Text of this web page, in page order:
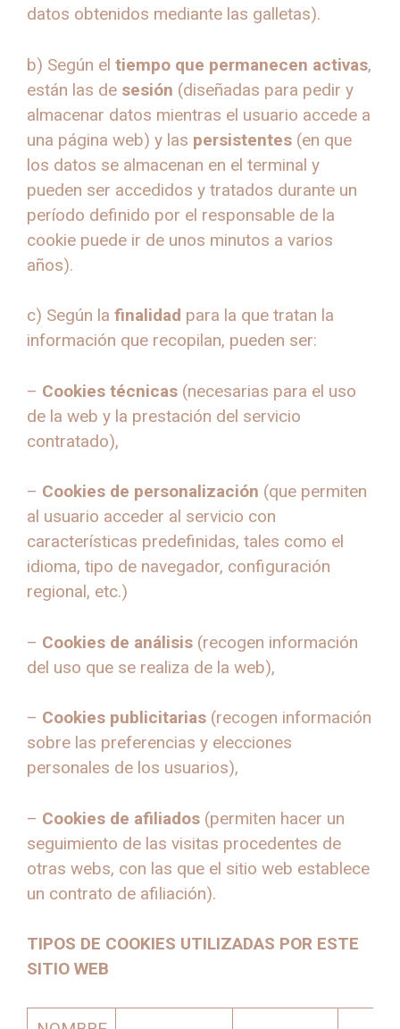
datos obtenidos mediante las galletas).
b) Según el tiempo que permanecen activas,
están las de sesión (diseñadas para pedir y
almacenar datos mientras el usuario accede a
una página web) y las persistentes (en que
los datos se almacenan en el terminal y
pueden ser accedidos y tratados durante un
período definido por el responsable de la
cookie puede ir de unos minutos a varios
años).
c) Según la finalidad para la que tratan la
información que recopilan, pueden ser:
– Cookies técnicas (necesarias para el uso
de la web y la prestación del servicio
contratado),
– Cookies de personalización (que permiten
al usuario acceder al servicio con
características predefinidas, tales como el
idioma, tipo de navegador, configuración
regional, etc.)
– Cookies de análisis (recogen información
del uso que se realiza de la web),
– Cookies publicitarias (recogen información
sobre las preferencias y elecciones
personales de los usuarios),
– Cookies de afiliados (permiten hacer un
seguimiento de las visitas procedentes de
otras webs, con las que el sitio web establece
un contrato de afiliación).
TIPOS DE COOKIES UTILIZADAS POR ESTE
SITIO WEB